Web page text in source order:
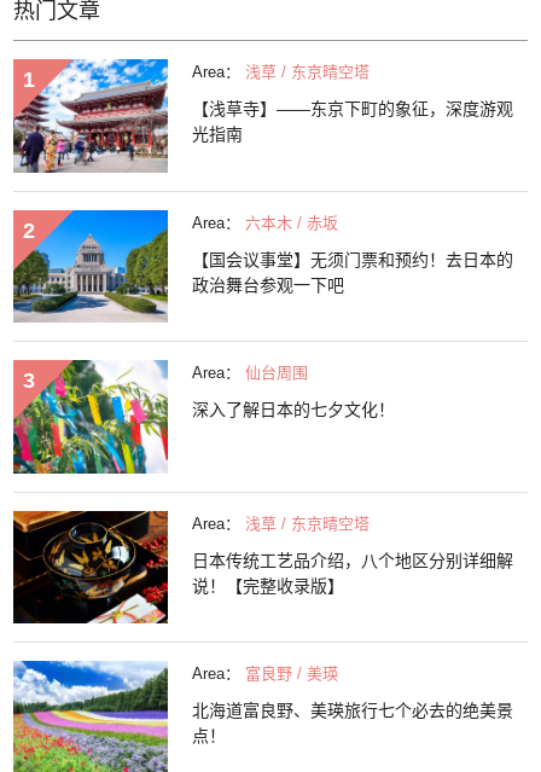
热门文章
Area： 浅草 / 东京晴空塔
【浅草寺】——东京下町的象征，深度游观
光指南
Area： 六本木 / 赤坂
【国会议事堂】无须门票和预约！去日本的
政治舞台参观一下吧
Area： 仙台周围
深入了解日本的七夕文化！
Area： 浅草 / 东京晴空塔
日本传统工艺品介绍，八个地区分别详细解
说！【完整收录版】
Area： 富良野 / 美瑛
北海道富良野、美瑛旅行七个必去的绝美景
点！